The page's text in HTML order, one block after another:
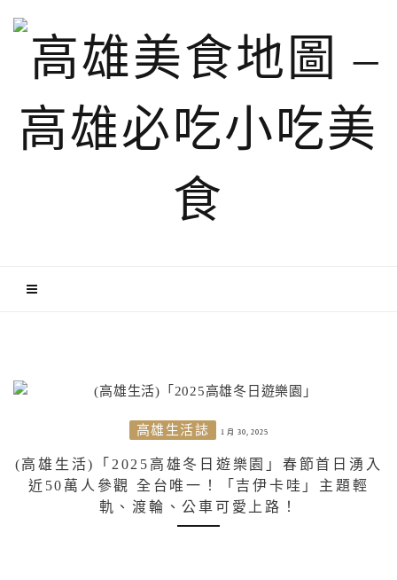
高雄生活誌 1 月 30, 2025
(高雄生活)「2025高雄冬日遊樂園」春節首日湧入
近50萬人參觀 全台唯一！「吉伊卡哇」主題輕
軌、渡輪、公車可愛上路！